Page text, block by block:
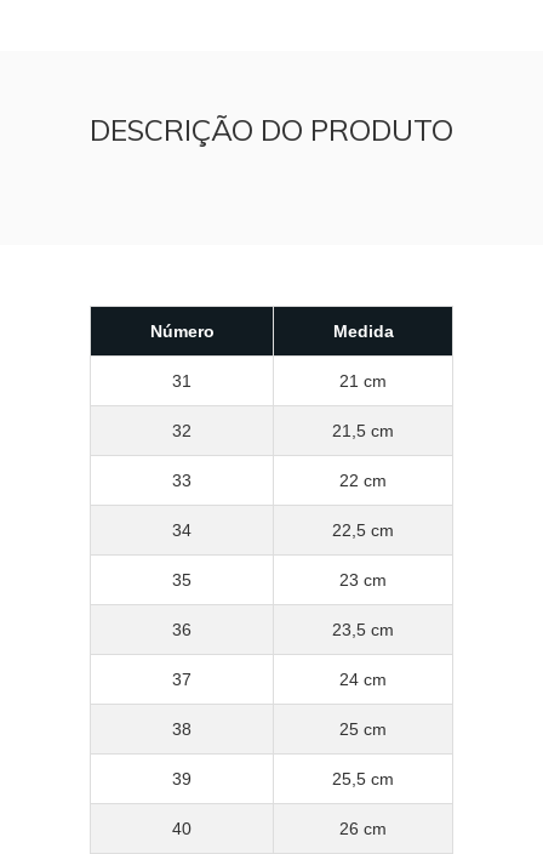
DESCRIÇÃO DO PRODUTO
Número Medida
31 21 cm
32 21,5 cm
33 22 cm
34 22,5 cm
35 23 cm
36 23,5 cm
37 24 cm
38 25 cm
39 25,5 cm
40 26 cm